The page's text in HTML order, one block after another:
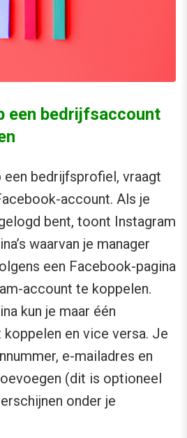
een bedrijfsaccount
bedrijfsprofiel, vraagt
account. Als je
bent, toont Instagram
waarvan je manager
een Facebook-pagina
account te koppelen.
kun je maar één
en vice versa. Je
e-mailadres en
(dit is optioneel
onder je